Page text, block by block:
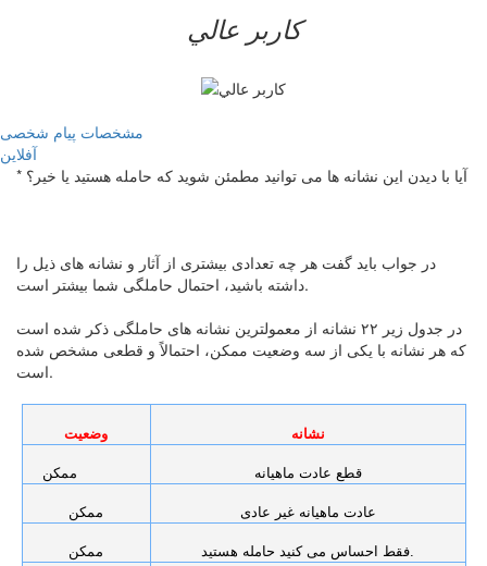
کاربر عالي
مشخصات پیام شخصی
آفلاين
* آیا با دیدن این نشانه ها می توانید مطمئن شوید که حامله هستید یا خیر؟
در جواب باید گفت هر چه تعدادی بیشتری از آثار و نشانه های ذیل را
داشته باشید، احتمال حاملگی شما بیشتر است.
در جدول زیر ۲۲ نشانه از معمولترین نشانه های حاملگی ذکر شده است
که هر نشانه با یکی از سه وضعیت ممکن، احتمالاً و قطعی مشخص شده
است.
وضعیت نشانه
قطع عادت ماهیانه
ممکن عادت ماهیانه غیر عادی
ممکن فقط احساس می کنید حامله هستید.